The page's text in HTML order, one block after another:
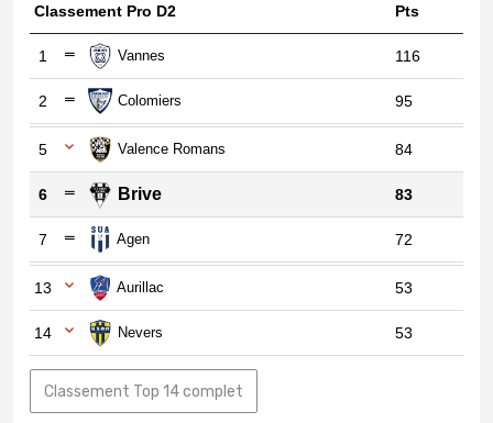
Classement Pro D2 Pts
1 Vannes 116
2 Colomiers 95
5 Valence Romans 84
6 Brive 83
7 Agen 72
13 Aurillac 53
14 Nevers 53
Classement Top 14 complet